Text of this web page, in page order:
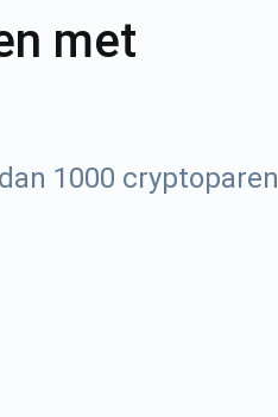
met
1000 cryptoparen